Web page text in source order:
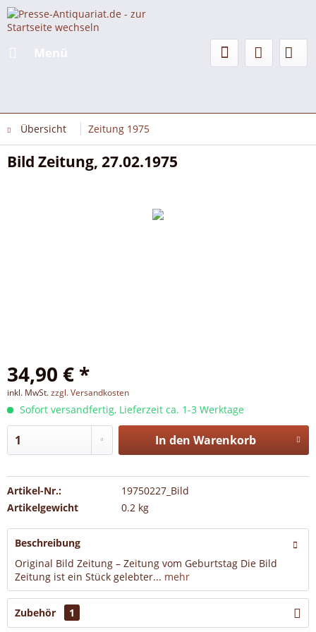
Übersicht Zeitung 1975
Bild Zeitung, 27.02.1975
34,90 € *
inkl. MwSt.zzgl. Versandkosten
Sofort versandfertig, Lieferzeit ca. 1-3 Werktage
In den Warenkorb
Artikel-Nr.:
19750227_Bild
Artikelgewicht
0.2 kg
Beschreibung
Original Bild Zeitung – Zeitung vom Geburtstag Die Bild
Zeitung ist ein Stück gelebter... mehr
Zubehör 1